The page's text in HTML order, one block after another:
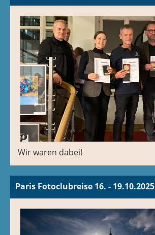
Wir waren dabei!
Paris Fotoclubreise 16. - 19.10.2025